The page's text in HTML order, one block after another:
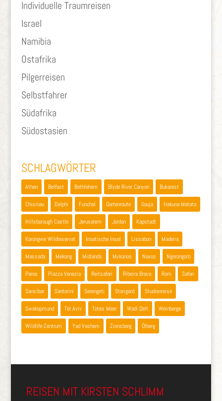
Individuelle Traumreisen
Israel
Namibia
Ostafrika
Pilgerreisen
Selbstfahrer
Südafrika
Südostasien
SCHLAGWÖRTER
Athen Belfast Bethlehem Blyde River Canyon Bukarest
Chisinau Delphi Funchal Gartenroute Gauja Hakuna Matata
Hillsborough Castle Jerusalem Jordan Kapstadt
Karongwe Wildreservat kroatische Insel Lissabon Madeira
Massada Mekong Midlands Mykonos Naxos Ngorongoro
Paros Piazza Venezia Reitsafari Ribeira Brava Rom Safari
Sansibar Santorini Serengeti Starigard Studienreise
Swakopmund Tel Aviv Totes Meer Wadi Qelt Weinberge
Wildlife-Zentrum Yad Vashem Zionsberg Ölberg
REISEN MIT KIRSTEN SCHLIMM